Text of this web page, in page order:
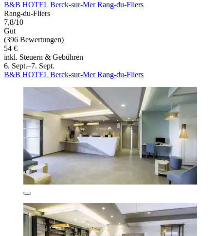
B&B HOTEL Berck-sur-Mer Rang-du-Fliers
Rang-du-Fliers
7,8/10
Gut
(396 Bewertungen)
54 €
inkl. Steuern & Gebühren
6. Sept.–7. Sept.
B&B HOTEL Berck-sur-Mer Rang-du-Fliers